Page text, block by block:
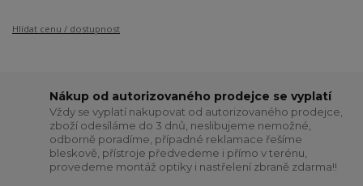
Hlídat cenu / dostupnost
Nákup od autorizovaného prodejce se vyplatí
Vždy se vyplatí nakupovat od autorizovaného prodejce,
zboží odesíláme do 3 dnů, neslibujeme nemožné,
odborně poradíme, případné reklamace řešíme
bleskově, přístroje předvedeme i přímo v terénu,
provedeme montáž optiky i nastřelení zbraně zdarma!!